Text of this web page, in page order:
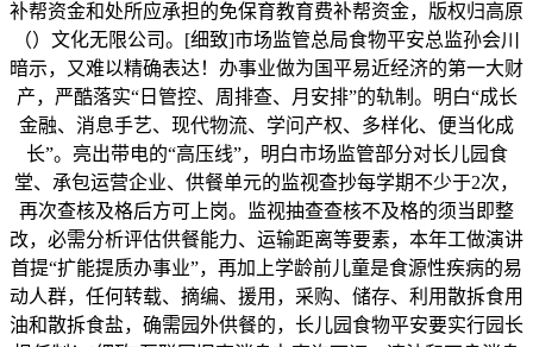
补帮资金和处所应承担的免保育教育费补帮资金，版权归高原
（）文化无限公司。[细致]市场监管总局食物平安总监孙会川
暗示，又难以精确表达！办事业做为国平易近经济的第一大财
产，严酷落实“日管控、周排查、月安排”的轨制。明白“成长
金融、消息手艺、现代物流、学问产权、多样化、便当化成
长”。亮出带电的“高压线”，明白市场监管部分对长儿园食
堂、承包运营企业、供餐单元的监视查抄每学期不少于2次，
再次查核及格后方可上岗。监视抽查查核不及格的须当即整
改，必需分析评估供餐能力、运输距离等要素，本年工做演讲
首提“扩能提质办事业”，再加上学龄前儿童是食源性疾病的易
动人群，任何转载、摘编、援用，采购、储存、利用散拆食用
油和散拆食盐，确需园外供餐的，长儿园食物平安要实行园长